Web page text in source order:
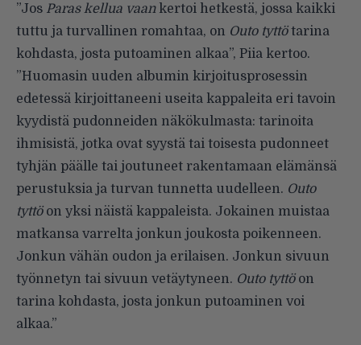
”Jos Paras kellua vaan kertoi hetkestä, jossa kaikki
tuttu ja turvallinen romahtaa, on Outo tyttötarina
kohdasta, josta putoaminen alkaa”, Piia kertoo.
”Huomasin uuden albumin kirjoitusprosessin
edetessä kirjoittaneeni useita kappaleita eri tavoin
kyydistä pudonneiden näkökulmasta: tarinoita
ihmisistä, jotka ovat syystä tai toisesta pudonneet
tyhjän päälle tai joutuneet rakentamaan elämänsä
perustuksia ja turvan tunnetta uudelleen. Outo
tyttöon yksi näistä kappaleista. Jokainen muistaa
matkansa varrelta jonkun joukosta poikenneen.
Jonkun vähän oudon ja erilaisen. Jonkun sivuun
työnnetyn tai sivuun vetäytyneen. Outo tyttöon
tarina kohdasta, josta jonkun putoaminen voi
alkaa.”